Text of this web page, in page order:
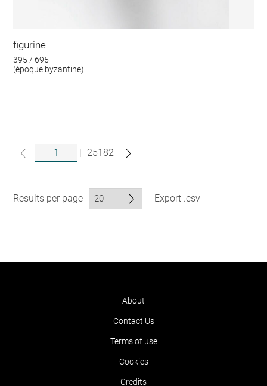
figurine
395 / 695
(époque byzantine)
| 25182
Results per page Export .csv
About
Contact Us
Terms of use
Cookies
Credits